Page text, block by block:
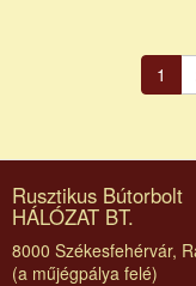
Oldalszámozás
oldal
1
Rusztikus Bútorbolt
HÁLÓZAT BT.
8000 Székesfehérvár,
(a műjégpálya felé)